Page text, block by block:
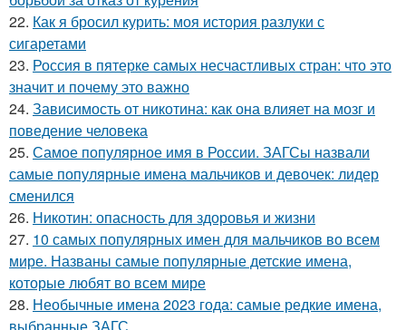
22. Как я бросил курить: моя история разлуки с
сигаретами
23. Россия в пятерке самых несчастливых стран: что это
значит и почему это важно
24. Зависимость от никотина: как она влияет на мозг и
поведение человека
25. Самое популярное имя в России. ЗАГСы назвали
самые популярные имена мальчиков и девочек: лидер
сменился
26. Никотин: опасность для здоровья и жизни
27. 10 самых популярных имен для мальчиков во всем
мире. Названы самые популярные детские имена,
которые любят во всем мире
28. Необычные имена 2023 года: самые редкие имена,